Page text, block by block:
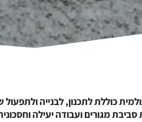
בת-קיימא" לפי תקן בנייה ירוקה ת"י 5281 – היא גישה כלל
מגורים ועבודה יעילה